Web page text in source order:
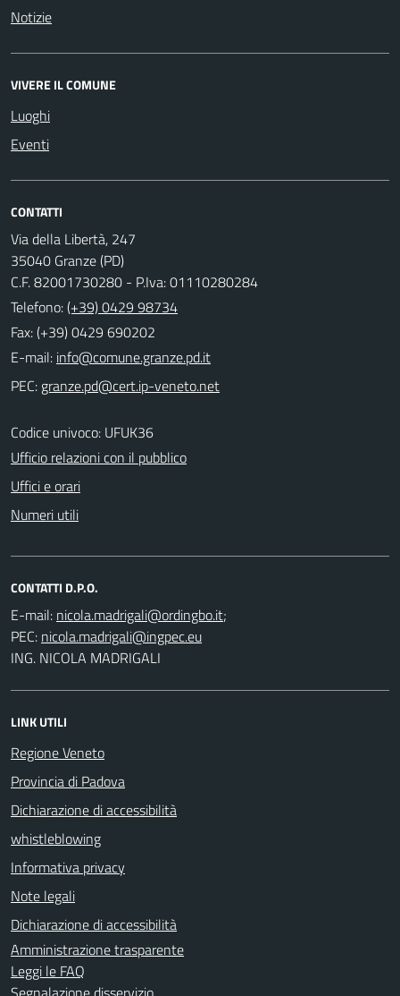
Notizie
VIVERE IL COMUNE
Luoghi
Eventi
CONTATTI
Via della Libertà, 247
35040 Granze (PD)
C.F. 82001730280 - P.Iva: 01110280284
Telefono:(+39) 0429 98734
Fax: (+39) 0429 690202
E-mail:
PEC:
Codice univoco: UFUK36
Ufficio relazioni con il pubblico
Uffici e orari
Numeri utili
CONTATTI D.P.O.
E-mail:
;
PEC:
ING. NICOLA MADRIGALI
LINK UTILI
Regione Veneto
Provincia di Padova
Dichiarazione di accessibilità
whistleblowing
Informativa privacy
Note legali
Dichiarazione di accessibilità
Amministrazione trasparente
Leggi le FAQ